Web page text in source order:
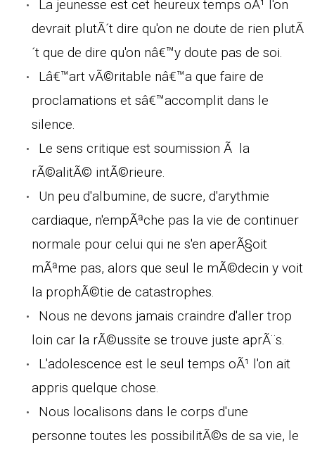
La jeunesse est cet heureux temps oÃ¹ l'on
devrait plutÃ´t dire qu'on ne doute de rien plutÃ
´t que de dire qu'on nâ€™y doute pas de soi.
Lâ€™art vÃ©ritable nâ€™a que faire de
proclamations et sâ€™accomplit dans le
silence.
Le sens critique est soumission Ã la
rÃ©alitÃ© intÃ©rieure.
Un peu d'albumine, de sucre, d'arythmie
cardiaque, n'empÃªche pas la vie de continuer
normale pour celui qui ne s'en aperÃ§oit
mÃªme pas, alors que seul le mÃ©decin y voit
la prophÃ©tie de catastrophes.
Nous ne devons jamais craindre d'aller trop
loin car la rÃ©ussite se trouve juste aprÃ¨s.
L'adolescence est le seul temps oÃ¹ l'on ait
appris quelque chose.
Nous localisons dans le corps d'une
personne toutes les possibilitÃ©s de sa vie, le